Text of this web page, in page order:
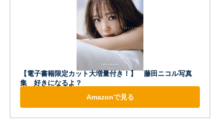
【電子書籍限定カット大増量付き！】 藤田ニコル写真
集 好きになるよ？
Amazonで見る